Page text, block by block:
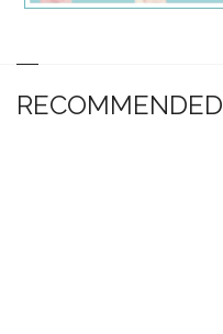
RECOMMENDED